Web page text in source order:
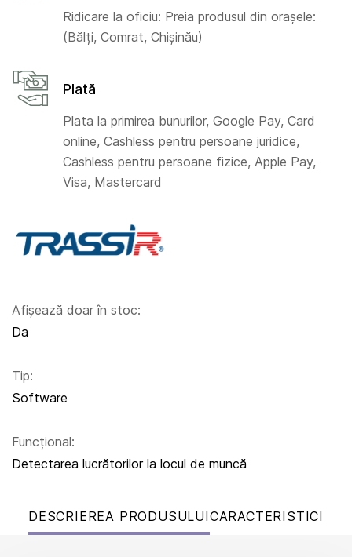
Afișează doar în stoc:
Da
Tip:
Software
Funcțional:
Detectarea lucrătorilor la locul de muncă
Ridicare la oficiu: Preia produsul din orașele:
(Bălți, Comrat, Chișinău)
Plată
Plata la primirea bunurilor, Google Pay, Card
online, Cashless pentru persoane juridice,
Cashless pentru persoane fizice, Apple Pay,
Visa, Mastercard
DESCRIEREA PRODUSULUICARACTERISTICI